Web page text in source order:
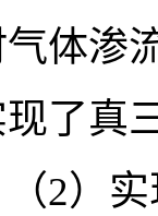
气体渗
现了真
（2）